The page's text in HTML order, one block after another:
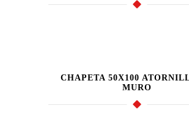
CHAPETA 50X100
MURO